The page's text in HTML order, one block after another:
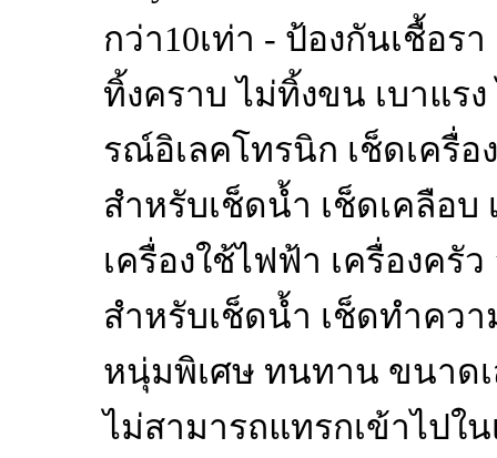
กว่า10เท่า - ป้องกันเชื้อร
ทิ้งคราบ ไม่ทิ้งขน เบาแร
รณ์อิเลคโทรนิก เช็ดเครื่อ
สำหรับเช็ดน้ำ เช็ดเคลือ
เครื่องใช้ไฟฟ้า เครื่องครั
สำหรับเช็ดน้ำ เช็ดทำคว
หนุ่มพิเศษ ทนทาน ขนาด
ไม่สามารถแทรกเข้าไปใ